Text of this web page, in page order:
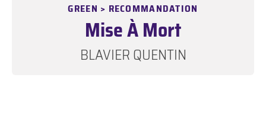
GREEN > RECOMMANDATION
Mise À Mort
BLAVIER QUENTIN